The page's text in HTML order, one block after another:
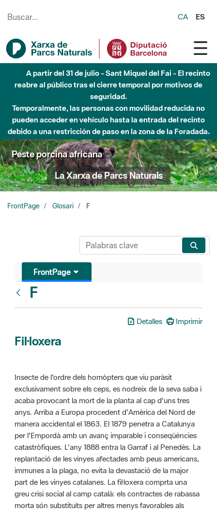
CA ES
A partir del 31 de julio - Sant Miquel del Fai - El recinto
reabre al público tras el cierre temporal por motivos de
seguridad.
Temporalmente, las personas con movilidad reducida no
pueden acceder en vehículo hasta la entrada del recinto
debido a una restricción de paso en la zona de la Foradada.
Peste porcina africana
La Xarxa de Parcs Naturals
FrontPage Glosari F
FrontPage
F
Detalles Imprimir
Fil·loxera
Insecte de l'ordre dels homòpters que viu paràsit
exclusivament sobre els ceps, es nodreix de la seva saba i
acaba provocant la mort de la planta al cap d'uns tres
anys. Arriba a Europa procedent d'Amèrica del Nord de
manera accidental el 1863. El 1879 penetra a Catalunya
per l'Empordà amb un avanç imparable i conseqüències
catastròfiques. L'any 1888 entra la Garraf i al Penedès. La
replantació de les vinyes afectades amb peus americans,
immunes a la plaga, no evita la devastació de la major
part de les vinyes catalanes. La fil·loxera comprta una
greu crisi social al camp català: els contractes de rabassa
morta són substituïts per altres menys favorables als